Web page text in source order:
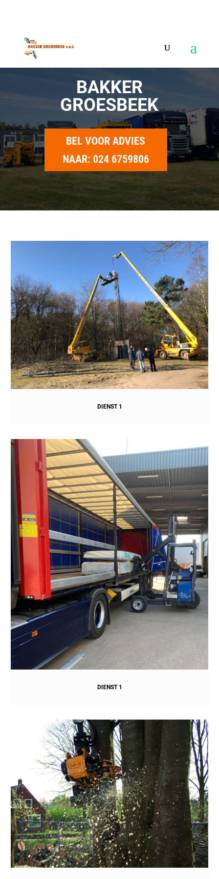
BAKKER
GROESBEEK
BEL VOOR ADVIES
NAAR: 024 6759806
DIENST 1
DIENST 1